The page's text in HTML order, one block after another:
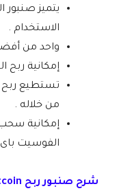
يتميز صنبور
الاستخدام .
واحد من أفضل
إمكانية ربح البيتكوين
تستطيع ربح
من خلاله .
إمكانية
الفوسيت باى .
شرح صنبور ربح Bitcoin موقع konstantinova